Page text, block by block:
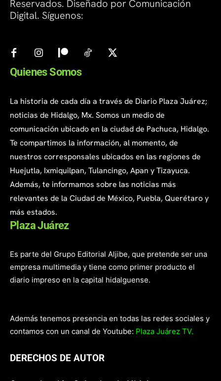
Reservados. Diseñado por Comunicación
Digital. Síguenos:
Quienes Somos
La historia de cada día a través de Diario Plaza Juárez;
noticias de Hidalgo, Mx. Somos un medio de
comunicación ubicado en la ciudad de Pachuca, Hidalgo.
Te compartimos la información, al momento, de
nuestros corresponsales ubicados en las regiones de
Huejutla, Ixmiquilpan, Tulancingo, Apan y Tizayuca.
Además, te informamos sobre las noticias más
relevantes de la Ciudad de México, Puebla, Querétaro y
más estados.
Plaza Juárez
Es parte del Grupo Editorial Aljibe, que pretende ser una
empresa multimedia y tiene como primer producto el
diario impreso en la capital hidalguense.
Además tenemos presencia en todas las redes sociales y
contamos con un canal de Youtube: Plaza Juárez TV.
DERECHOS DE AUTOR